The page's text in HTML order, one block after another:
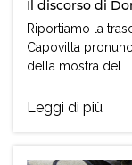
Riportiamo la
Capovilla
della mostra del..
Leggi di più